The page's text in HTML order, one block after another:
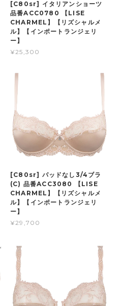
[C80sr] イタリアンショーツ
品番ACC0780 【LISE
CHARMEL】【リズシャルメ
ル】【インポートランジェリ
ー】
¥25,300
[C80sr] パッドなし3/4ブラ
(C) 品番ACC3080 【LISE
CHARMEL】【リズシャルメ
ル】【インポートランジェリ
ー】
¥29,700